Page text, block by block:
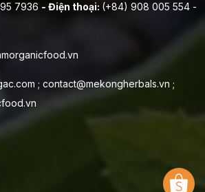
7936 - Điện thoại: (+84) 908 005 554 -
; contact@mekongherbals.vn ;